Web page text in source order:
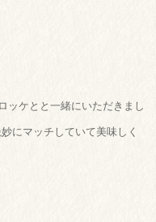
ッケとと一緒にいただきまし
にマッチしていて美味しく